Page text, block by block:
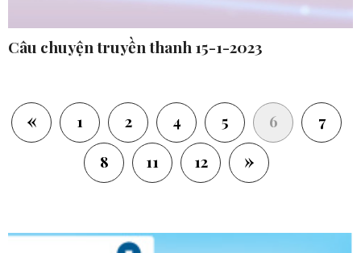
Câu chuyện truyền thanh 15-1-2023
« 1 2 4 5 6(current)
7
8
11 12 »